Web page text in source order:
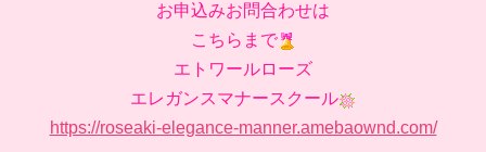
お申込みお問合わせは
こちらまで
エトワールローズ
エレガンスマナースクール
https://roseaki-elegance-manner.amebaownd.com/